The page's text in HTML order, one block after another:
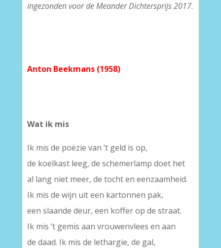
ingezonden voor de Meander Dichtersprijs 2017.
Anton Beekmans (1958)
Wat ik mis
Ik mis de poëzie van ’t geld is op,
de koelkast leeg, de schemerlamp doet het
al lang niet meer, de tocht en eenzaamheid.
Ik mis de wijn uit een kartonnen pak,
een slaande deur, een koffer op de straat.
Ik mis ’t gemis aan vrouwenvlees en aan
de daad. Ik mis de lethargie, de gal,